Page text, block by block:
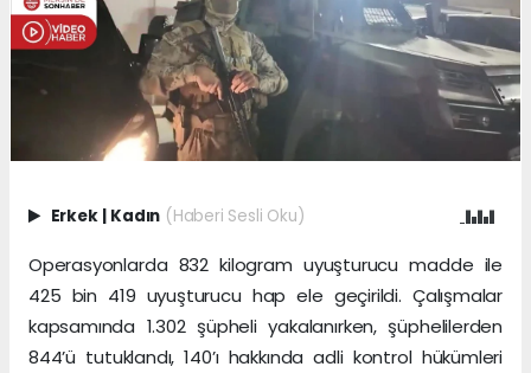
Erkek | Kadın (Haberi Sesli Oku)
Operasyonlarda 832 kilogram uyuşturucu madde ile
425 bin 419 uyuşturucu hap ele geçirildi. Çalışmalar
kapsamında 1.302 şüpheli yakalanırken, şüphelilerden
844’ü tutuklandı, 140’ı hakkında adli kontrol hükümleri